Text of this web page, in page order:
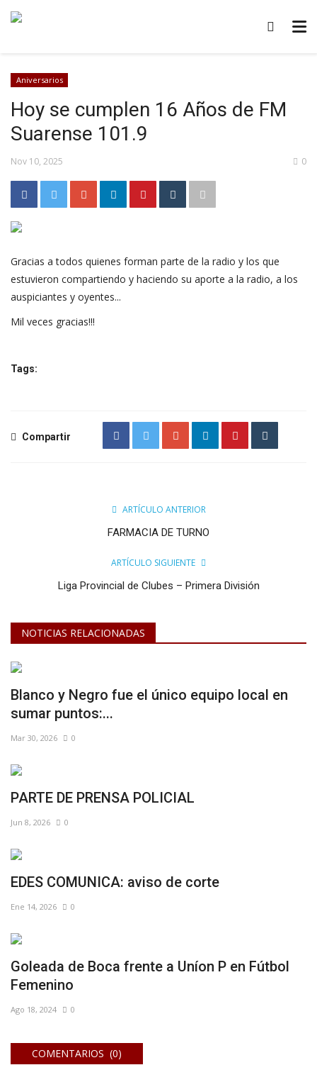
Aniversarios
Hoy se cumplen 16 Años de FM
Suarense 101.9
Nov 10, 2025 0
Gracias a todos quienes forman parte de la radio y los que
estuvieron compartiendo y haciendo su aporte a la radio, a los
auspiciantes y oyentes...
Mil veces gracias!!!
Tags:
Compartir
ARTÍCULO ANTERIOR
FARMACIA DE TURNO
ARTÍCULO SIGUIENTE
Liga Provincial de Clubes – Primera División
NOTICIAS RELACIONADAS
Blanco y Negro fue el único equipo local en
sumar puntos:...
Mar 30, 2026 0
PARTE DE PRENSA POLICIAL
Jun 8, 2026 0
EDES COMUNICA: aviso de corte
Ene 14, 2026 0
Goleada de Boca frente a Uníon P en Fútbol
Femenino
Ago 18, 2024 0
COMENTARIOS (0)